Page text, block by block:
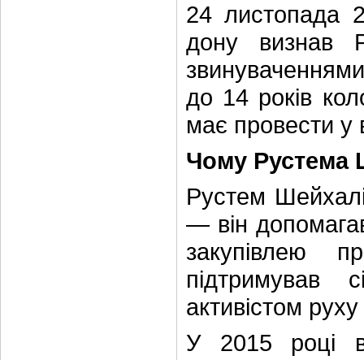
24 листопада
дону визнав
до 14 років
має провести у
Чому Рустема
Рустем
— він
закупівлею
підтримував
активістом
У 2015 році